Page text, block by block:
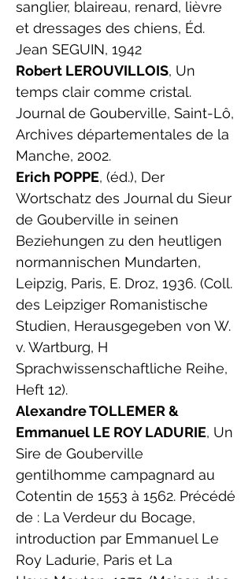
sanglier, blaireau, renard, lièvre
et dressages des chiens, Éd.
Jean SEGUIN, 1942
Robert LEROUVILLOIS, Un
temps clair comme cristal.
Journal de Gouberville, Saint-Lô,
Archives départementales de la
Manche, 2002.
Erich POPPE, (éd.), Der
Wortschatz des Journal du Sieur
de Gouberville in seinen
Beziehungen zu den heutligen
normannischen Mundarten,
Leipzig, Paris, E. Droz, 1936. (Coll.
des Leipziger Romanistische
Studien, Herausgegeben von W.
v. Wartburg, H
Sprachwissenschaftliche Reihe,
Heft 12).
Alexandre TOLLEMER &
Emmanuel LE ROY LADURIE, Un
Sire de Gouberville
gentilhomme campagnard au
Cotentin de 1553 à 1562. Précédé
de : La Verdeur du Bocage,
introduction par Emmanuel Le
Roy Ladurie, Paris et La